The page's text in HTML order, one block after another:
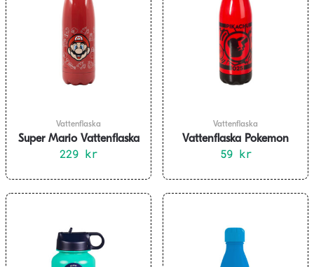
Vattenflaska
Super Mario Vattenflaska
Rostfritt Stål
229 kr
Vattenflaska
Vattenflaska Pokemon
660ml
59 kr